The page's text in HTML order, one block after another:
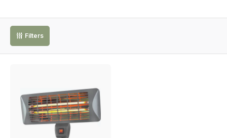
Filters